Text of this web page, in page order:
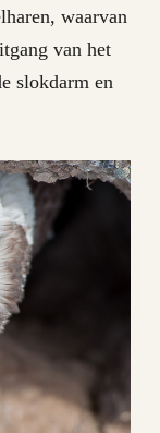
waarvan
van het
slokdarm en